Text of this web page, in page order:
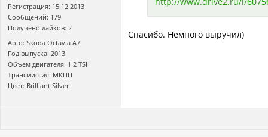
Регистрация: 15.12.2013
Сообщений: 179
Получено лайков: 2
Авто: Skoda Octavia A7
Год выпуска: 2013
Объем двигателя: 1.2 TSI
Трансмиссия: МКПП
Цвет: Brilliant Silver
Спасибо. Немного выручил)